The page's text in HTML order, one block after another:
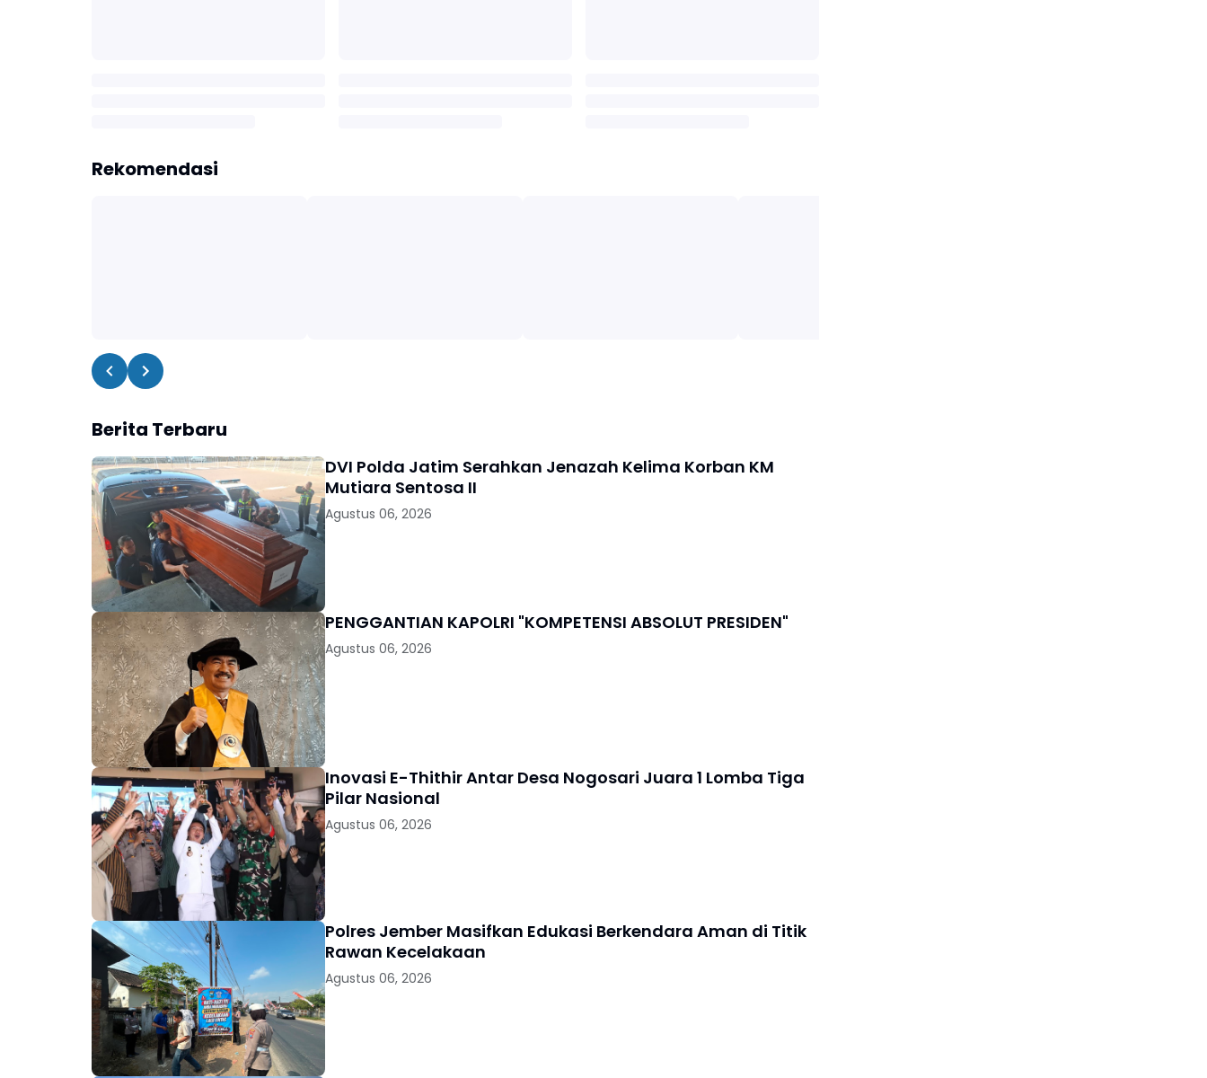
Rekomendasi
Berita Terbaru
DVI Polda Jatim Serahkan Jenazah Kelima Korban KM
Mutiara Sentosa II
Agustus 06, 2026
PENGGANTIAN KAPOLRI "KOMPETENSI ABSOLUT PRESIDEN"
Agustus 06, 2026
Inovasi E-Thithir Antar Desa Nogosari Juara 1 Lomba Tiga
Pilar Nasional
Agustus 06, 2026
Polres Jember Masifkan Edukasi Berkendara Aman di Titik
Rawan Kecelakaan
Agustus 06, 2026